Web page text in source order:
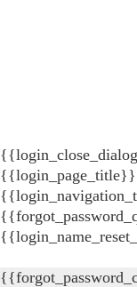
{{login_page_title}}